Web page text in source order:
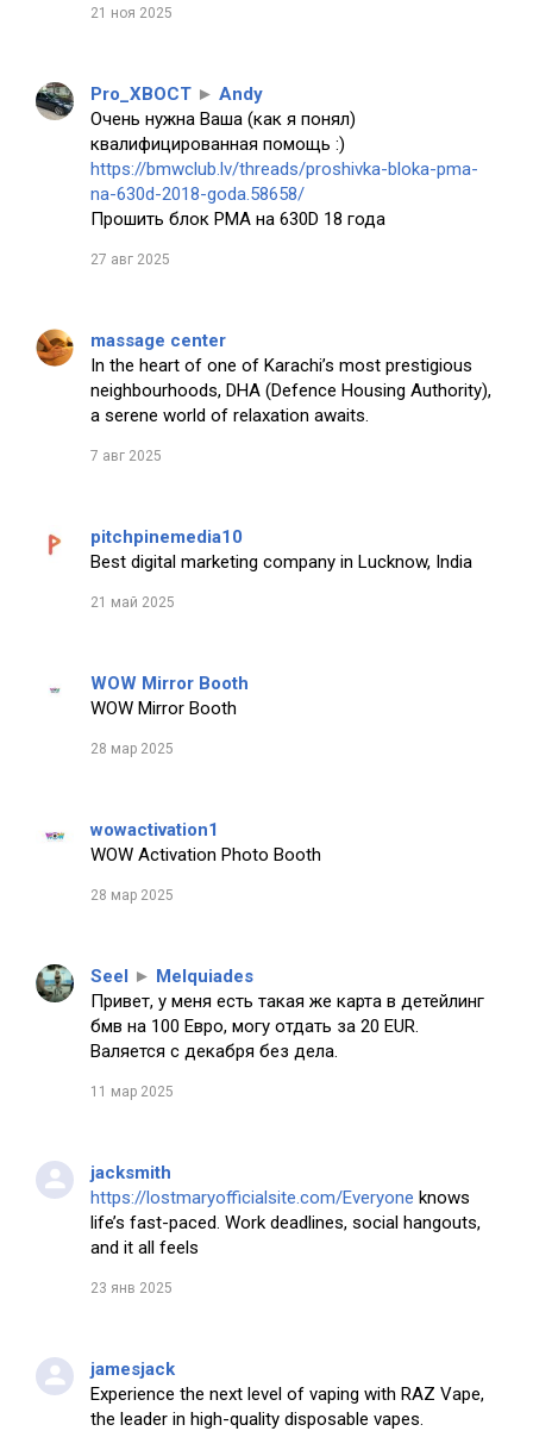
21 ноя 2025
Pro_XBOCT ► Andy
Очень нужна Ваша (как я понял)
квалифицированная помощь :)
https://bmwclub.lv/threads/proshivka-bloka-pma-
na-630d-2018-goda.58658/
Прошить блок PMA на 630D 18 года
27 авг 2025
massage center
In the heart of one of Karachi’s most prestigious
neighbourhoods, DHA (Defence Housing Authority),
a serene world of relaxation awaits.
7 авг 2025
pitchpinemedia10
Best digital marketing company in Lucknow, India
21 май 2025
WOW Mirror Booth
WOW Mirror Booth
28 мар 2025
wowactivation1
WOW Activation Photo Booth
28 мар 2025
Seel ► Melquiades
Привет, у меня есть такая же карта в детейлинг
бмв на 100 Евро, могу отдать за 20 EUR.
Валяется с декабря без дела.
11 мар 2025
jacksmith
https://lostmaryofficialsite.com/Everyone knows
life’s fast-paced. Work deadlines, social hangouts,
and it all feels
23 янв 2025
jamesjack
Experience the next level of vaping with RAZ Vape,
the leader in high-quality disposable vapes.